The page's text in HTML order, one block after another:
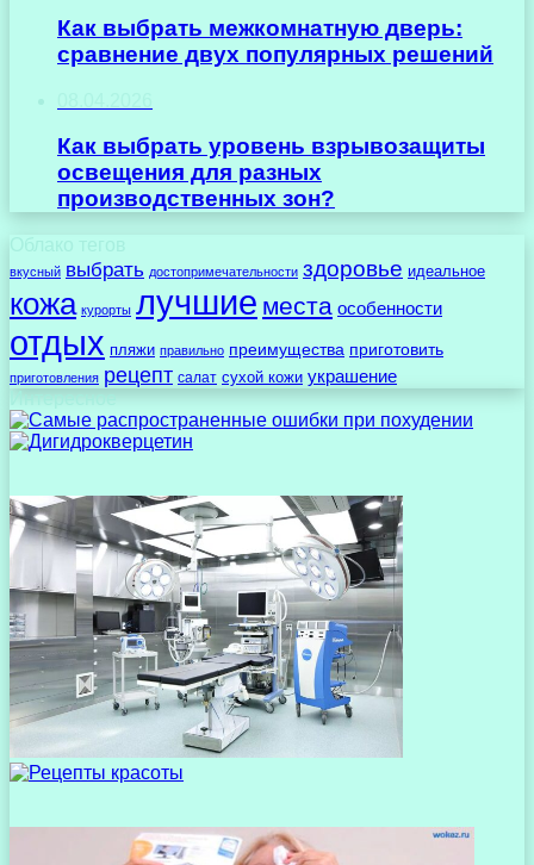
Как выбрать межкомнатную дверь:
сравнение двух популярных решений
Как выбрать уровень взрывозащиты
освещения для разных
производственных зон?
Облако тегов
вкусный выбрать достопримечательности здоровье идеальное
кожа курорты лучшие места особенности
отдых пляжи правильно преимущества приготовить
приготовления рецепт салат сухой кожи украшение